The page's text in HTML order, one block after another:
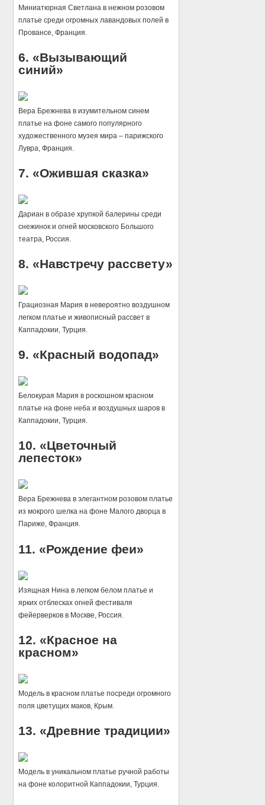
Миниатюрная Светлана в нежном розовом
платье среди огромных лавандовых полей в
Провансе, Франция.
6. «Вызывающий
синий»
Вера Брежнева в изумительном синем
платье на фоне самого популярного
художественного музея мира – парижского
Лувра, Франция.
7. «Ожившая сказка»
Дариан в образе хрупкой балерины среди
снежинок и огней московского Большого
театра, Россия.
8. «Навстречу рассвету»
Грациозная Мария в невероятно воздушном
легком платье и живописный рассвет в
Каппадокии, Турция.
9. «Красный водопад»
Белокурая Мария в роскошном красном
платье на фоне неба и воздушных шаров в
Каппадокии, Турция.
10. «Цветочный
лепесток»
Вера Брежнева в элегантном розовом платье
из мокрого шелка на фоне Малого дворца в
Париже, Франция.
11. «Рождение феи»
Изящная Нина в легком белом платье и
ярких отблесках огней фестиваля
фейерверков в Москве, Россия.
12. «Красное на
красном»
Модель в красном платье посреди огромного
поля цветущих маков, Крым.
13. «Древние традиции»
Модель в уникальном платье ручной работы
на фоне колоритной Каппадокии, Турция.